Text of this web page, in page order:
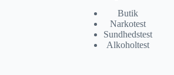
Butik
Narkotest
Sundhedstest
Alkoholtest